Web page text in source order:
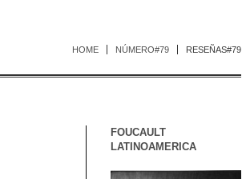
HOME NÚMERO#79 RESEÑAS#79
FOUCAULT
LATINOAMERICA